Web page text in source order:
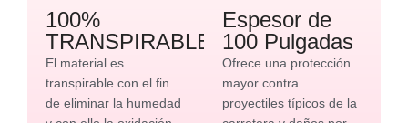
100%
TRANSPIRABLE
El material es
transpirable con el fin
de eliminar la humedad
Espesor de
100 Pulgadas
Ofrece una protección
mayor contra
proyectiles típicos de la